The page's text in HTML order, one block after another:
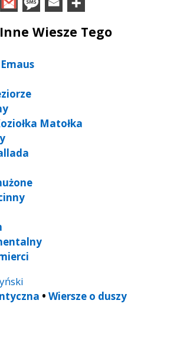
Wiesze Tego
Matołka
• Wiersze o duszy